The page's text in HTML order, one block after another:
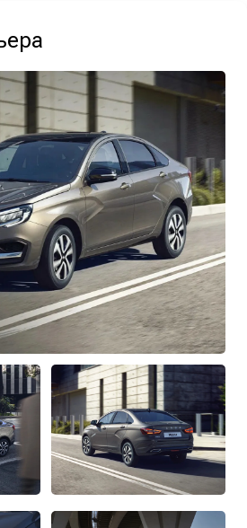
выгоду
даете согласие на обработкусвоих